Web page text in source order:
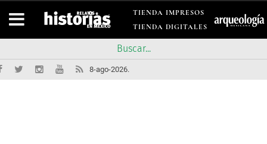
TIENDA IMPRESOS
TIENDA DIGITALES
8-ago-2026.